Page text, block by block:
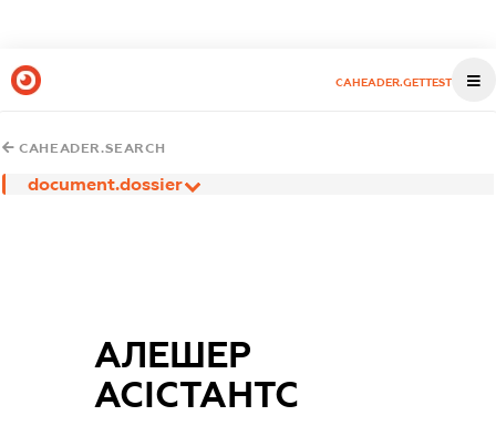
CAHEADER.GETTEST
CAHEADER.SEARCH
document.dossier
АЛЕШЕР
АСІСТАНТС